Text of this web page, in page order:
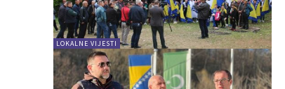
LOKALNE VIJESTI